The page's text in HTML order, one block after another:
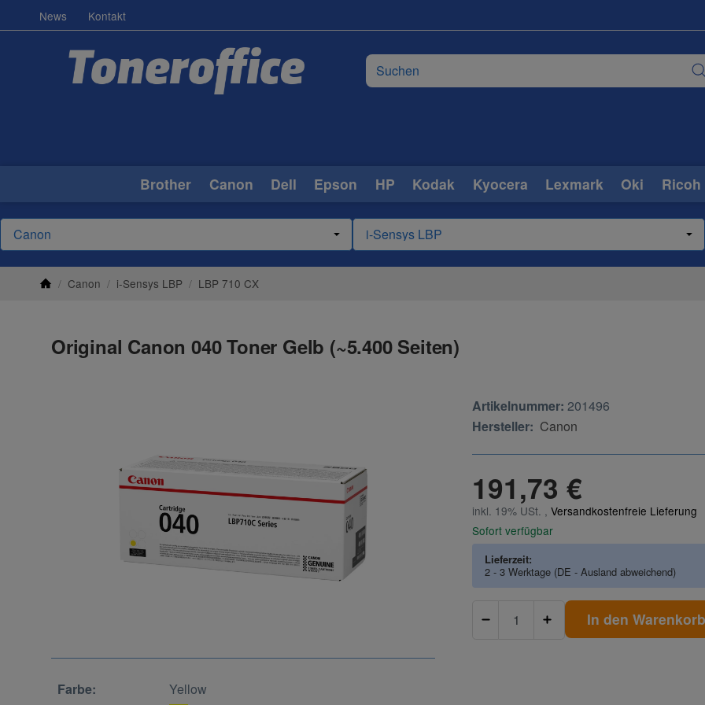
News Kontakt
Brother Canon Dell Epson HP Kodak Kyocera Lexmark Oki Ricoh
/ Canon / i-Sensys LBP / LBP 710 CX
Original Canon 040 Toner Gelb (~5.400 Seiten)
Farbe: Yellow
Artikelnummer: 201496
Hersteller: Canon
191,73 €
inkl. 19% USt. ,Versandkostenfreie Lieferung
Sofort verfügbar
Lieferzeit:
2 - 3 Werktage (DE - Ausland abweichend)
In den